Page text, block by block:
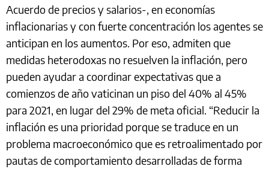
Acuerdo de precios y salarios-, en economías
inflacionarias y con fuerte concentración los agentes se
anticipan en los aumentos. Por eso, admiten que
medidas heterodoxas no resuelven la inflación, pero
pueden ayudar a coordinar expectativas que a
comienzos de año vaticinan un piso del 40% al 45%
para 2021, en lugar del 29% de meta oficial. “Reducir la
inflación es una prioridad porque se traduce en un
problema macroeconómico que es retroalimentado por
pautas de comportamiento desarrolladas de forma